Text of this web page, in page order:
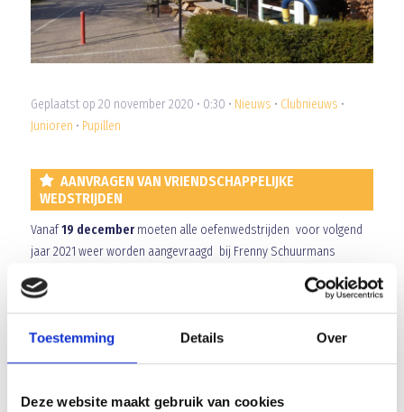
Toestemming Details Over
Deze website maakt gebruik van cookies
Geplaatst op 20 november 2020 • 0:30 • Nieuws • Clubnieuws •
Junioren • Pupillen
AANVRAGEN VAN VRIENDSCHAPPELIJKE
WEDSTRIJDEN
Vanaf19 decembermoeten alle oefenwedstrijden voor volgend
jaar 2021 weer worden aangevraagd bij Frenny Schuurmans
Herman de Wilde regelt alleen de onderlinge wedstrijden tot en met
12 december. Op 19 december is er een activiteit bij Blauw Geel en
wordt er niet gevoetbald.
Array